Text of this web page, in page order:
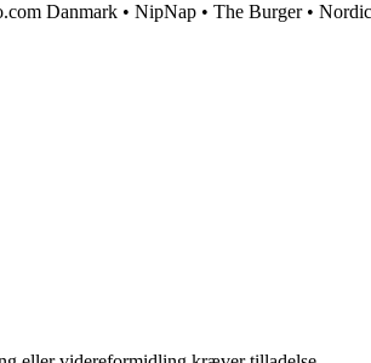
Danmark • NipNap • The Burger•